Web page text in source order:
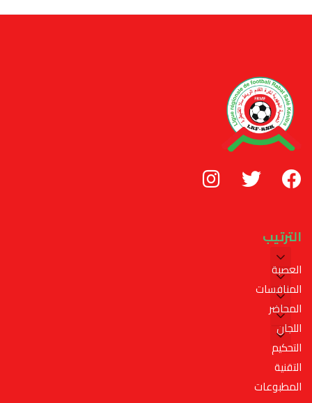
الترتيب
العصبة
المنافسات
المحاضر
اللجان
التحكيم
التقنية
المطبوعات